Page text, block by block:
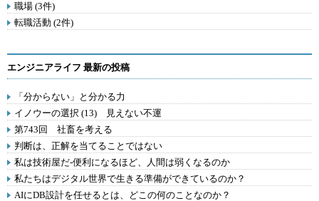
職場 (3件)
転職活動 (2件)
エンジニアライフ 最新の投稿
「分からない」と分かる力
イノウーの選択 (13) 見えない不運
第743回 社畜を考える
判断は、正解を当てることではない
私は技術屋だ-便利になるほど、人間は弱くなるのか
私たちはデジタル世界で生きる準備ができているのか？
AIにDB設計を任せるとは、どこの何のことなのか？